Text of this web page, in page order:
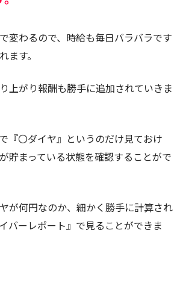
変わるので、時給も毎日バラバラです
ます。
上がり報酬も勝手に追加されていきま
『〇ダイヤ』というのだけ見ておけ
貯まっている状態を確認することがで
が何円なのか、細かく勝手に計算され
バーレポート』で見ることができま